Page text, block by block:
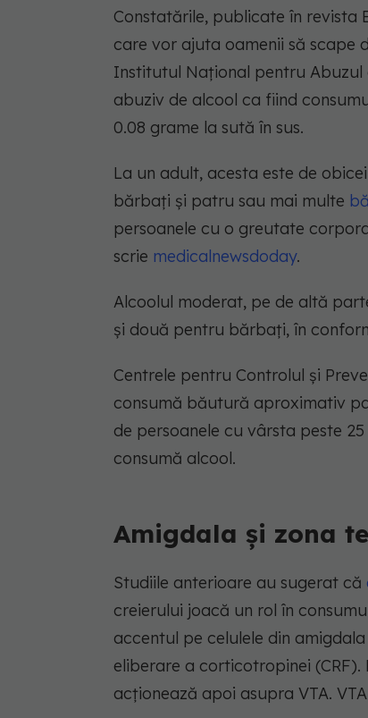
Constatările, publicate în revista
care vor ajuta oamenii să scape
Institutul Național pentru Abuzul
abuziv de alcool ca fiind
0.08 grame la sută în sus.
La un adult, acesta este de
bărbați și patru sau mai multe
persoanele cu o greutate
scrie medicalnewsdoday.
Alcoolul moderat, pe de altă
și două pentru bărbați, în
Centrele pentru Controlul și
consumă băutură aproximativ
de persoanele cu vârsta peste
consumă alcool.
Amigdala și zona
Studiile anterioare au sugerat că
creierului joacă un rol în
accentul pe celulele din
eliberare a corticotropinei
acționează apoi asupra VTA.